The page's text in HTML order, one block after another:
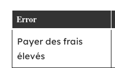
Error
Payer des frais
élevés